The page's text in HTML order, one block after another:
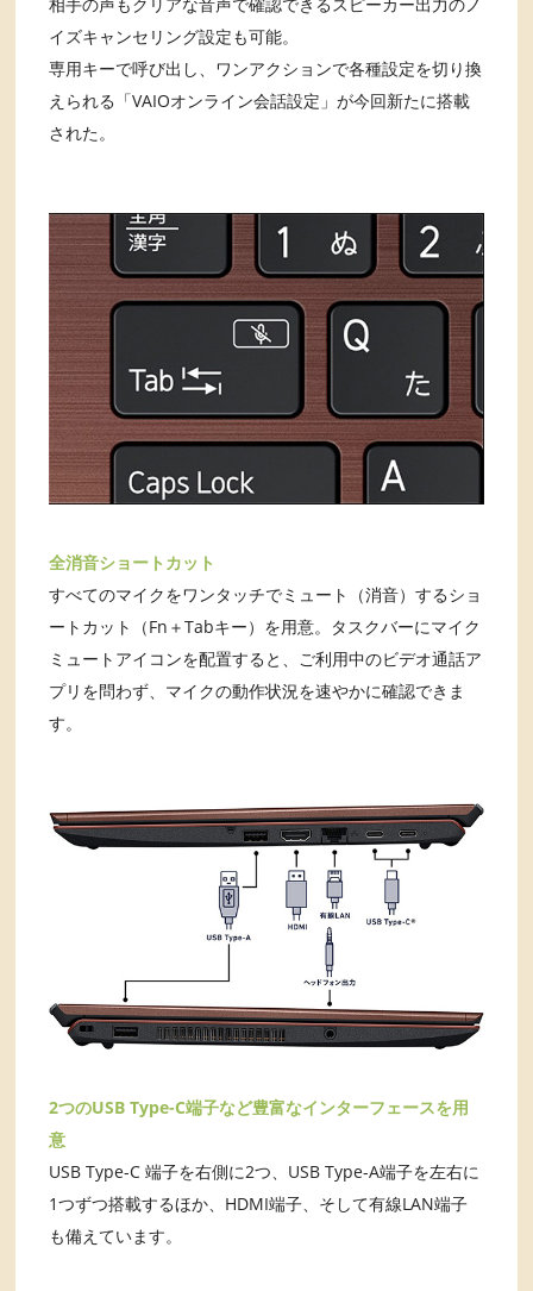
相手の声もクリアな音声で確認できるスピーカー出力のノ
イズキャンセリング設定も可能。
専用キーで呼び出し、ワンアクションで各種設定を切り換
えられる「VAIOオンライン会話設定」が今回新たに搭載
された。
全消音ショートカット
すべてのマイクをワンタッチでミュート（消音）するショ
ートカット（Fn＋Tabキー）を用意。タスクバーにマイク
ミュートアイコンを配置すると、ご利用中のビデオ通話ア
プリを問わず、マイクの動作状況を速やかに確認できま
す。
2つのUSB Type-C端子など豊富なインターフェースを用
意
USB Type-C 端子を右側に2つ、USB Type-A端子を左右に
1つずつ搭載するほか、HDMI端子、そして有線LAN端子
も備えています。